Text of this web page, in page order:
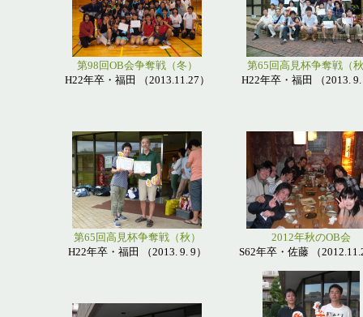
第98回OB会争奪戦（冬）
H22年卒・福田 （2013.11.27）
第65回高見杯争奪戦（
H22年卒・福田 （2013.
第65回高見杯争奪戦（秋）
H22年卒・福田 （2013. 9. 9）
2012年秋のOB会
S62年卒・佐藤 （